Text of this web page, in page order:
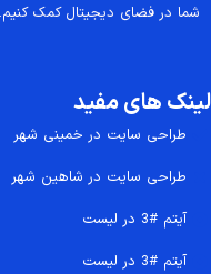
شما در فضای دیجیتال کمک کنیم.
لینک های مفید
طراحی سایت در خمینی شهر
طراحی سایت در شاهین شهر
آیتم #3 در لیست
آیتم #3 در لیست